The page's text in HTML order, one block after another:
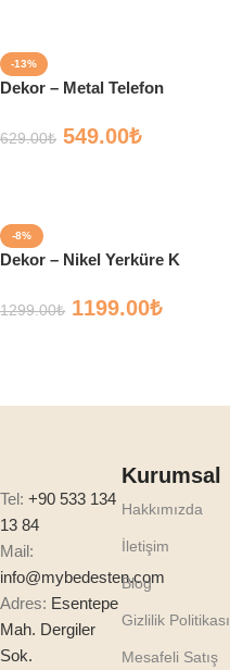
-13%
Dekor – Metal Telefon
629.00₺ 549.00₺
-8%
Dekor – Nikel Yerküre K
1299.00₺ 1199.00₺
Tel: +90 533 134
13 84
Mail:
info@mybedesten.com
Adres: Esentepe
Mah. Dergiler
Sok.
Kurumsal
Hakkımızda
İletişim
Blog
Gizlilik Politikası
Mesafeli Satış